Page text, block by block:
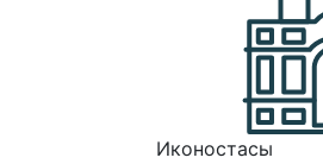
Иконостасы